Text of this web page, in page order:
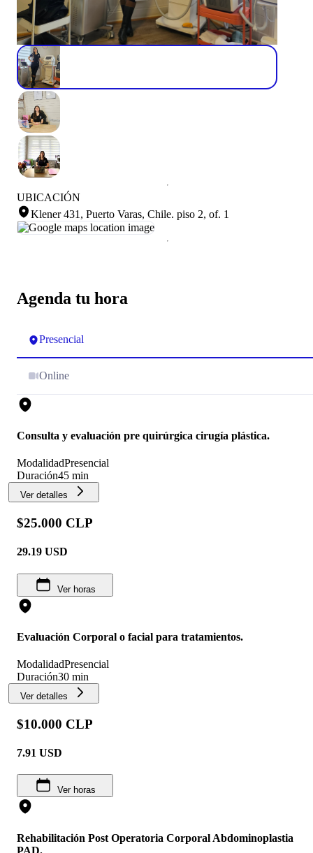
Agenda tu hora
Presencial
Online
Consulta y evaluación pre quirúrgica cirugía plástica.
ModalidadPresencial
Duración45 min
Ver detalles
$25.000 CLP
29.19 USD
Ver horas
Evaluación Corporal o facial para tratamientos.
ModalidadPresencial
Duración30 min
Ver detalles
$10.000 CLP
7.91 USD
Ver horas
Rehabilitación Post Operatoria Corporal Abdominoplastia
PAD.
UBICACIÓN
Klener 431, Puerto Varas, Chile. piso 2, of. 1